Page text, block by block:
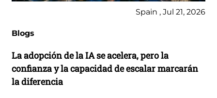
Spain , Jul 21, 2026
Blogs
La adopción de la IA se acelera, pero la
confianza y la capacidad de escalar marcarán
la diferencia